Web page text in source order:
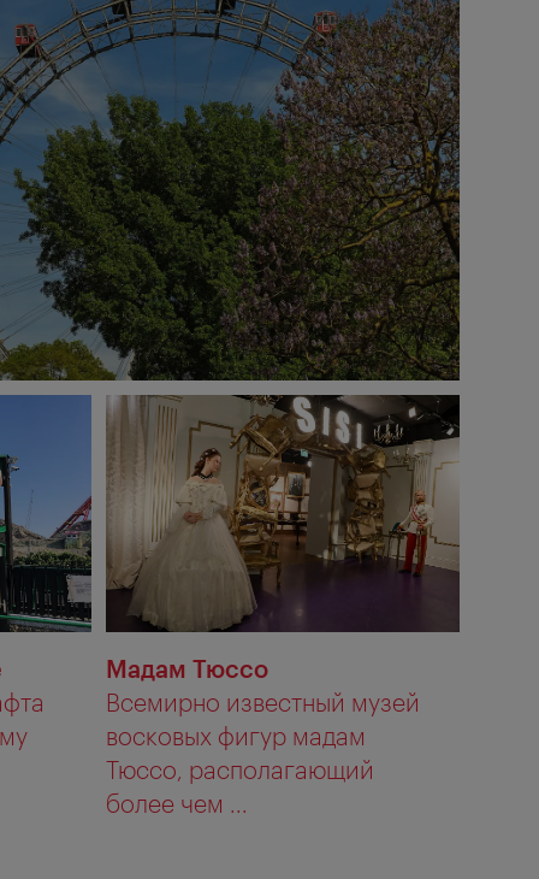
Мадам Тюссо
Всемирно известный музей
восковых фигур мадам
Тюссо, располагающий
более чем ...